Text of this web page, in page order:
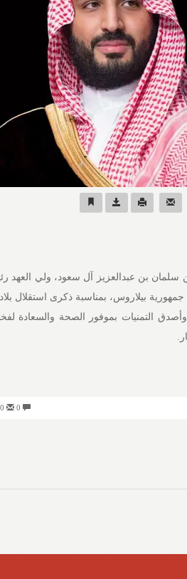
بن عبدالعزيز آل سعود، ولي العهد
بيلاروس، بمناسبة ذكرى استقلال
التمنيات بموفور الصحة والسعادة